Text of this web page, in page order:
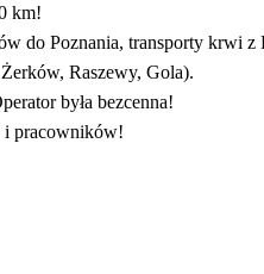
km!
do Poznania, transporty krwi
Raszewy, Gola).
była bezcenna!
pracowników!